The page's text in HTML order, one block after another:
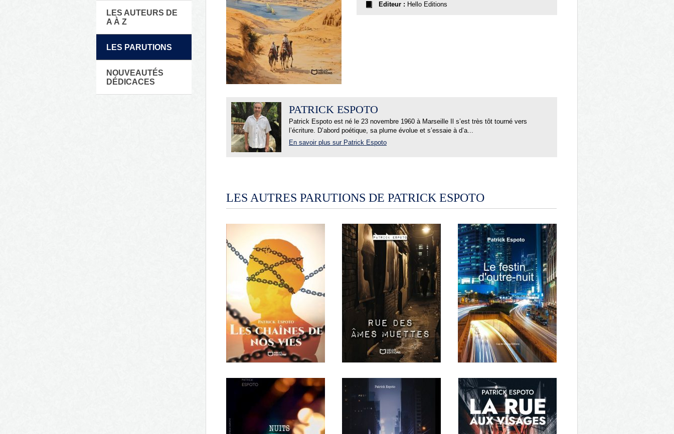
LES AUTEURS DE
A À Z
LES PARUTIONS
NOUVEAUTÉS
DÉDICACES
Editeur : Hello Editions
PATRICK ESPOTO
Patrick Espoto est né le 23 novembre 1960 à Marseille Il s’est très tôt tourné vers
l’écriture. D’abord poétique, sa plume évolue et s’essaie à d’a...
En savoir plus sur Patrick Espoto
LES AUTRES PARUTIONS DE PATRICK ESPOTO